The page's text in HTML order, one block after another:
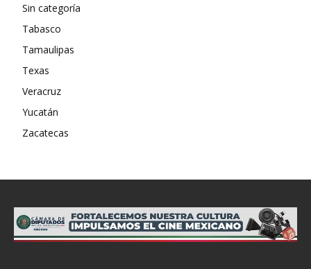
Sin categoría
Tabasco
Tamaulipas
Texas
Veracruz
Yucatán
Zacatecas